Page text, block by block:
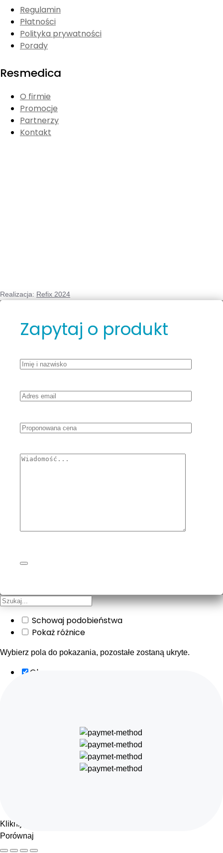
Regulamin
Płatności
Polityka prywatności
Porady
Resmedica
O firmie
Promocje
Partnerzy
Kontakt
Realizacja: Refix 2024
Zapytaj o produkt
Schowaj podobieństwa
Pokaż różnice
Wybierz pola do pokazania, pozostałe zostaną ukryte.
Obraz
Dodaj do koszyka
Kliknij poza blok aby schować pasek porównania
Porównaj